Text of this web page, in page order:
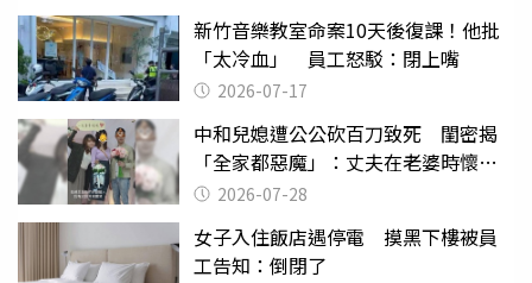
新竹音樂教室命案10天後復課！他批
「太冷血」 員工怒駁：閉上嘴
2026-07-17
中和兒媳遭公公砍百刀致死 閨密揭
「全家都惡魔」：丈夫在老婆時懷孕
摔東西
2026-07-28
女子入住飯店遇停電 摸黑下樓被員
工告知：倒閉了